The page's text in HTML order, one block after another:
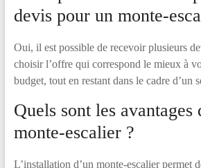
devis pour un monte-
Oui, il est possible de recevoir plusieurs
choisir l’offre qui correspond le mieux à
budget, tout en restant dans le cadre d’un
Quels sont les avantages
monte-escalier ?
L’installation d’un monte-escalier permet